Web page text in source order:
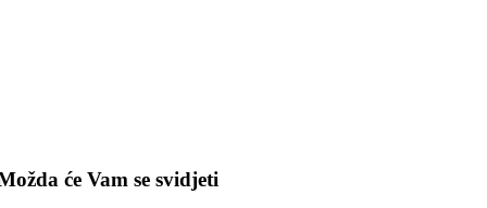
će Vam se svidjeti